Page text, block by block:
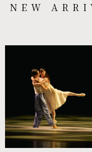
NEW